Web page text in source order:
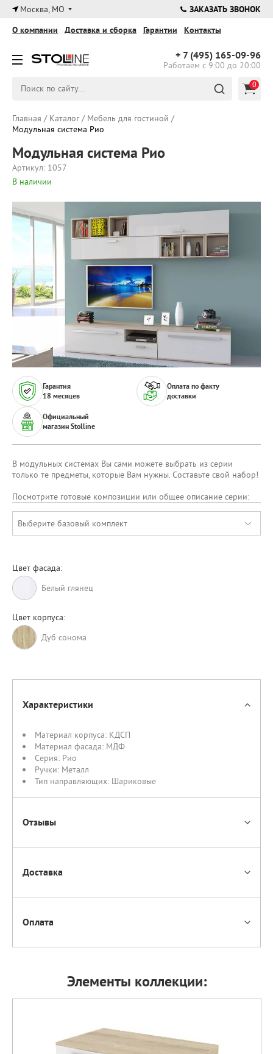
×
Москва, МО ЗАКАЗАТЬ ЗВОНОК
+ 7 (495) 165-09-96
Работаем с 9:00 до 20:00
О компании Доставка и сборка Гарантии Контакты
0
Главная / Каталог/ Мебель для гостиной /
Модульная система Рио
Модульная система Рио
Артикул: 1057
В наличии
Гарантия
18 месяцев
Официальный
магазин Stolline
Оплата по факту
доставки
В модульных системах Вы сами можете выбрать из серии
только те предметы, которые Вам нужны. Составьте свой набор!
Посмотрите готовые композиции или общее описание серии:
Выберите базовый комплект
Цвет фасада:
Белый глянец
Цвет корпуса:
Дуб сонома
Характеристики
Материал корпуса: КДСП
Материал фасада: МДФ
Серия: Рио
Ручки: Металл
Тип направляющих: Шариковые
Отзывы
Доставка
Оплата
Элементы коллекции: